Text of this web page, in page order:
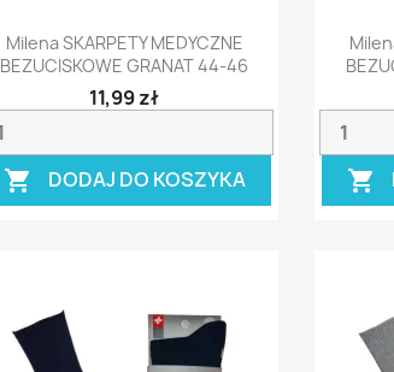
Szybki podgląd
Milena SKARPETY MEDYCZNE
BEZUCISKOWE GRANAT 44-46
11,99 zł
 DODAJ DO KOSZYKA 